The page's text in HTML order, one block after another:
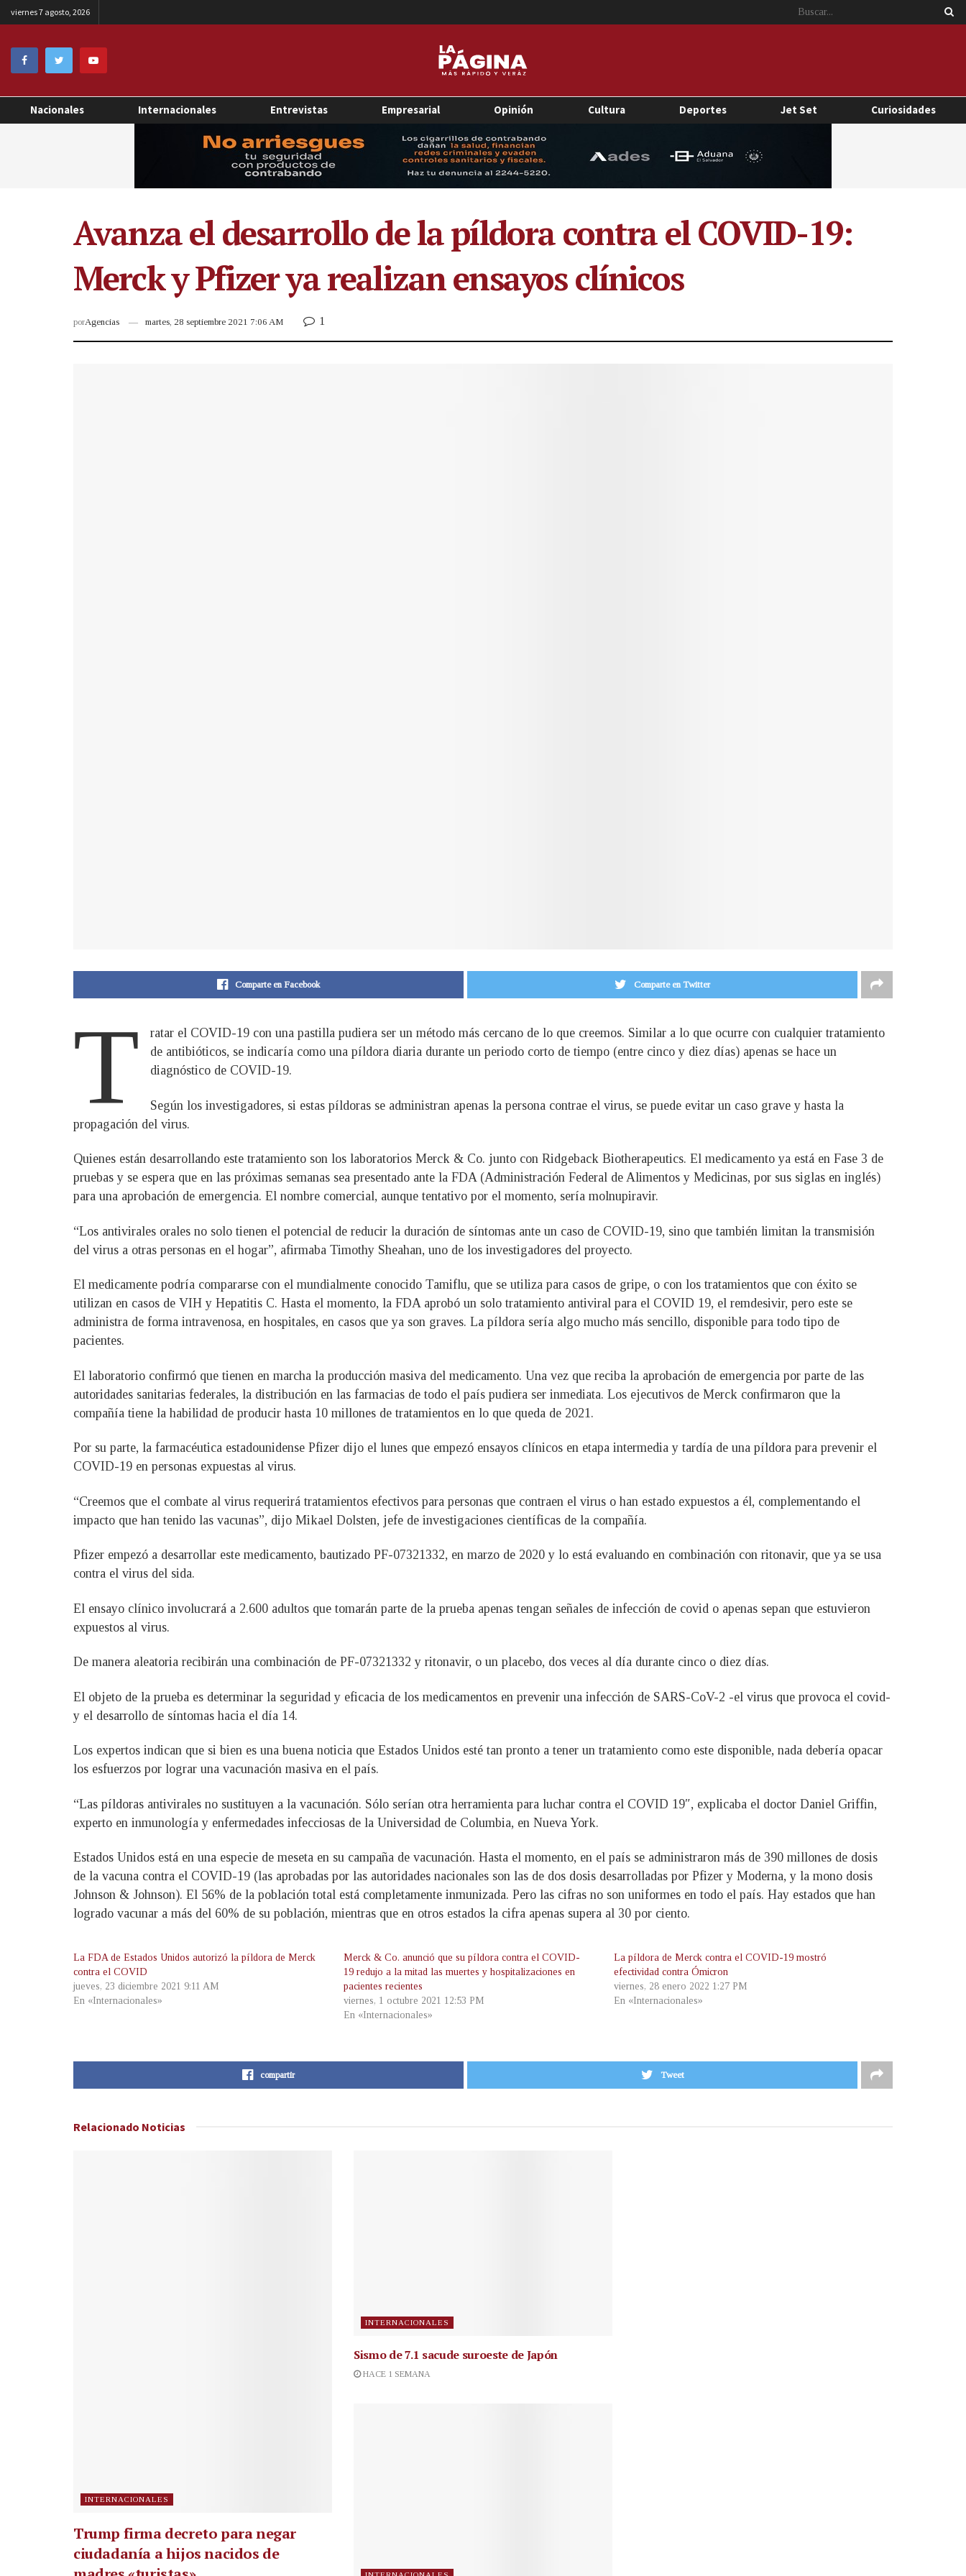
viernes 7 agosto, 2026
Nacionales Internacionales Entrevistas Empresarial Opinión Cultura Deportes Jet Set Curiosidades
Avanza el desarrollo de la píldora contra el COVID-19:
Merck y Pfizer ya realizan ensayos clínicos
porAgencias martes, 28 septiembre 2021 7:06 AM 1
Comparte en Facebook Comparte en Twitter
T
ratar el COVID-19 con una pastilla pudiera ser un método más cercano de lo que creemos. Similar a lo que ocurre con cualquier tratamiento
de antibióticos, se indicaría como una píldora diaria durante un periodo corto de tiempo (entre cinco y diez días) apenas se hace un
diagnóstico de COVID-19.
Según los investigadores, si estas píldoras se administran apenas la persona contrae el virus, se puede evitar un caso grave y hasta la
propagación del virus.
Quienes están desarrollando este tratamiento son los laboratorios Merck & Co. junto con Ridgeback Biotherapeutics. El medicamento ya está en Fase 3 de
pruebas y se espera que en las próximas semanas sea presentado ante la FDA (Administración Federal de Alimentos y Medicinas, por sus siglas en inglés)
para una aprobación de emergencia. El nombre comercial, aunque tentativo por el momento, sería molnupiravir.
“Los antivirales orales no solo tienen el potencial de reducir la duración de síntomas ante un caso de COVID-19, sino que también limitan la transmisión
del virus a otras personas en el hogar”, afirmaba Timothy Sheahan, uno de los investigadores del proyecto.
El medicamente podría compararse con el mundialmente conocido Tamiflu, que se utiliza para casos de gripe, o con los tratamientos que con éxito se
utilizan en casos de VIH y Hepatitis C. Hasta el momento, la FDA aprobó un solo tratamiento antiviral para el COVID 19, el remdesivir, pero este se
administra de forma intravenosa, en hospitales, en casos que ya son graves. La píldora sería algo mucho más sencillo, disponible para todo tipo de
pacientes.
El laboratorio confirmó que tienen en marcha la producción masiva del medicamento. Una vez que reciba la aprobación de emergencia por parte de las
autoridades sanitarias federales, la distribución en las farmacias de todo el país pudiera ser inmediata. Los ejecutivos de Merck confirmaron que la
compañía tiene la habilidad de producir hasta 10 millones de tratamientos en lo que queda de 2021.
Por su parte, la farmacéutica estadounidense Pfizer dijo el lunes que empezó ensayos clínicos en etapa intermedia y tardía de una píldora para prevenir el
COVID-19 en personas expuestas al virus.
“Creemos que el combate al virus requerirá tratamientos efectivos para personas que contraen el virus o han estado expuestos a él, complementando el
impacto que han tenido las vacunas”, dijo Mikael Dolsten, jefe de investigaciones científicas de la compañía.
Pfizer empezó a desarrollar este medicamento, bautizado PF-07321332, en marzo de 2020 y lo está evaluando en combinación con ritonavir, que ya se usa
contra el virus del sida.
El ensayo clínico involucrará a 2.600 adultos que tomarán parte de la prueba apenas tengan señales de infección de covid o apenas sepan que estuvieron
expuestos al virus.
De manera aleatoria recibirán una combinación de PF-07321332 y ritonavir, o un placebo, dos veces al día durante cinco o diez días.
El objeto de la prueba es determinar la seguridad y eficacia de los medicamentos en prevenir una infección de SARS-CoV-2 -el virus que provoca el covid-
y el desarrollo de síntomas hacia el día 14.
Los expertos indican que si bien es una buena noticia que Estados Unidos esté tan pronto a tener un tratamiento como este disponible, nada debería opacar
los esfuerzos por lograr una vacunación masiva en el país.
“Las píldoras antivirales no sustituyen a la vacunación. Sólo serían otra herramienta para luchar contra el COVID 19″, explicaba el doctor Daniel Griffin,
experto en inmunología y enfermedades infecciosas de la Universidad de Columbia, en Nueva York.
Estados Unidos está en una especie de meseta en su campaña de vacunación. Hasta el momento, en el país se administraron más de 390 millones de dosis
de la vacuna contra el COVID-19 (las aprobadas por las autoridades nacionales son las de dos dosis desarrolladas por Pfizer y Moderna, y la mono dosis
Johnson & Johnson). El 56% de la población total está completamente inmunizada. Pero las cifras no son uniformes en todo el país. Hay estados que han
logrado vacunar a más del 60% de su población, mientras que en otros estados la cifra apenas supera al 30 por ciento.
La FDA de Estados Unidos autorizó la píldora de Merck
contra el COVID
jueves, 23 diciembre 2021 9:11 AM
En «Internacionales»
Merck & Co. anunció que su píldora contra el COVID-
19 redujo a la mitad las muertes y hospitalizaciones en
pacientes recientes
viernes, 1 octubre 2021 12:53 PM
En «Internacionales»
La píldora de Merck contra el COVID-19 mostró
efectividad contra Ómicron
viernes, 28 enero 2022 1:27 PM
En «Internacionales»
compartir Tweet
Relacionado Noticias
INTERNACIONALES
Trump firma decreto para negar
ciudadanía a hijos nacidos de
INTERNACIONALES
Sismo de 7.1 sacude suroeste de Japón
HACE 1 SEMANA